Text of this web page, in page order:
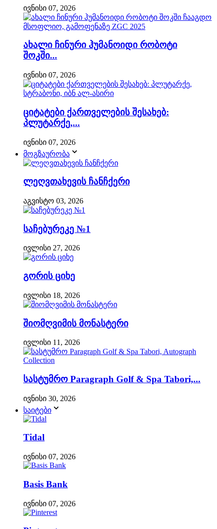
ივნისი 07, 2026
ახალი ჩინური ჰუმანოიდი რობოტი
შოკში...
ივნისი 07, 2026
ციტატები ქართველების შესახებ:
პლუტარქე,...
ივნისი 07, 2026
მოგზაურობა
ლეღვთახევის ჩანჩქერი
აგვისტო 03, 2026
საჩებურეკე №1
ივლისი 27, 2026
გორის ციხე
ივლისი 18, 2026
შიომღვიმის მონასტერი
ივლისი 11, 2026
სასტუმრო Paragraph Golf & Spa Tabori,...
ივნისი 30, 2026
საიტები
Tidal
ივნისი 07, 2026
Basis Bank
ივნისი 07, 2026